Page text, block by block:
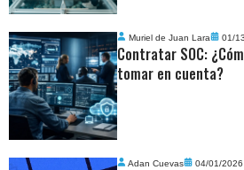
Muriel de Juan Lara 01/
Contratar SOC:
tomar en cuenta?
Adan Cuevas
04/01/2026